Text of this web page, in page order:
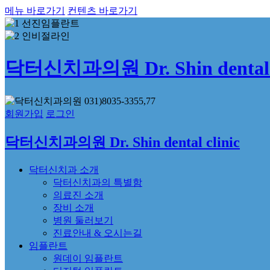
메뉴 바로가기 컨텐츠 바로가기
닥터신치과의원 Dr. Shin
회원가입 로그인
닥터신치과의원 Dr. Shin dental clinic
닥터신치과 소개
닥터신치과의 특별함
의료진 소개
장비 소개
병원 둘러보기
진료안내 & 오시는길
임플란트
원데이 임플란트